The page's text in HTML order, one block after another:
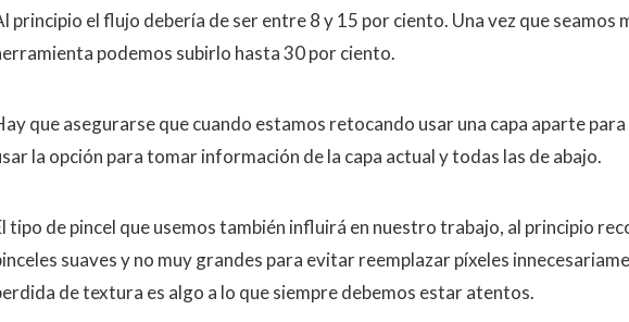
principio el flujo debería de ser entre 8 y 15 por ciento. Una vez que seamos
podemos subirlo hasta 30 por ciento.
que asegurarse que cuando estamos retocando usar una capa aparte
la opción para tomar información de la capa actual y todas las de abajo.
tipo de pincel que usemos también influirá en nuestro trabajo, al principio
suaves y no muy grandes para evitar reemplazar píxeles
de textura es algo a lo que siempre debemos estar atentos.